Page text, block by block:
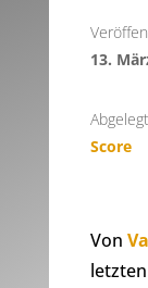
13.
Score
Von